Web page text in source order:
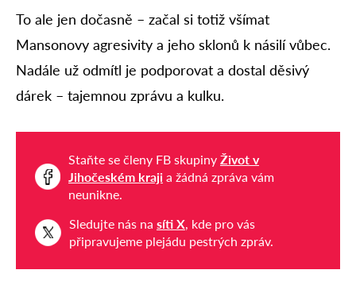
To ale jen dočasně – začal si totiž všímat
Mansonovy agresivity a jeho sklonů k násilí vůbec.
Nadále už odmítl je podporovat a dostal děsivý
dárek – tajemnou zprávu a kulku.
Staňte se členy FB skupiny Život v
Jihočeském kraji a žádná zpráva vám
neunikne.
Sledujte nás na síti X, kde pro vás
připravujeme plejádu pestrých zpráv.